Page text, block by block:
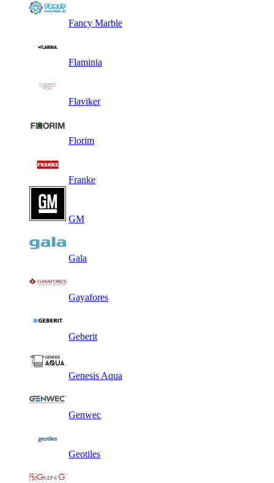
Fancy Marble
Flaminia
Flaviker
Florim
Franke
GM
Gala
Gayafores
Geberit
Genesis Aqua
Genwec
Geotiles